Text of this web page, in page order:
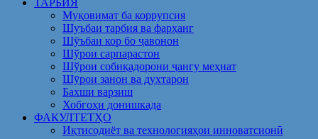
ТАРБИЯ
Муқовимат ба коррупсия
Шуъбаи тарбия ва фарҳанг
Шӯъбаи кор бо ҷавонон
Шўрои сарпарастон
Шўрои собиқадорони ҷангу меҳнат
Шӯрои занон ва духтарон
Бахши варзиш
Хобгоҳи донишкада
ФАКУЛТЕТҲО
Иқтисодиёт ва технологияҳои инноватсионӣ